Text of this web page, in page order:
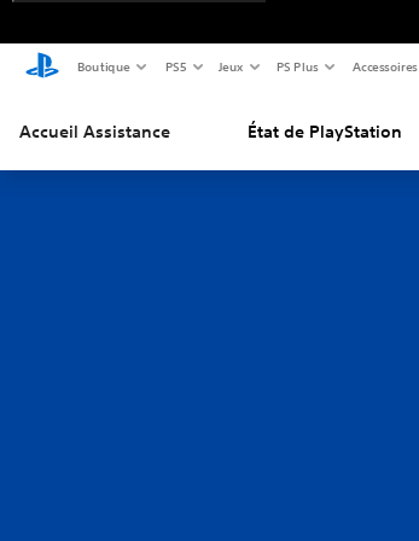
Boutique PS5 Jeux PS Plus Accessoires
Accueil Assistance État de PlayStation